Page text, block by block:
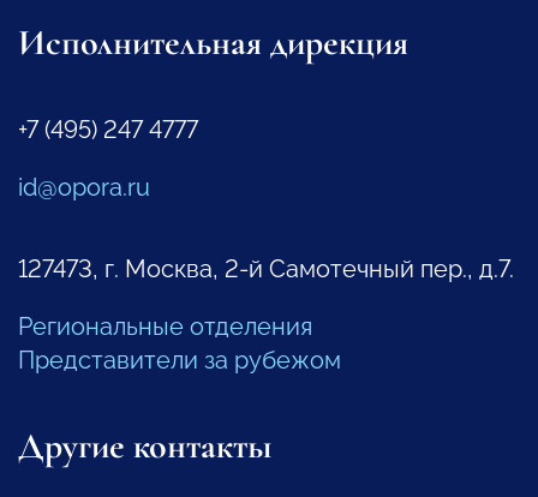
Исполнительная дирекция
+7 (495) 247 4777
id@opora.ru
127473, г. Москва, 2-й Самотечный пер., д.7.
Региональные отделения
Представители за рубежом
Другие контакты